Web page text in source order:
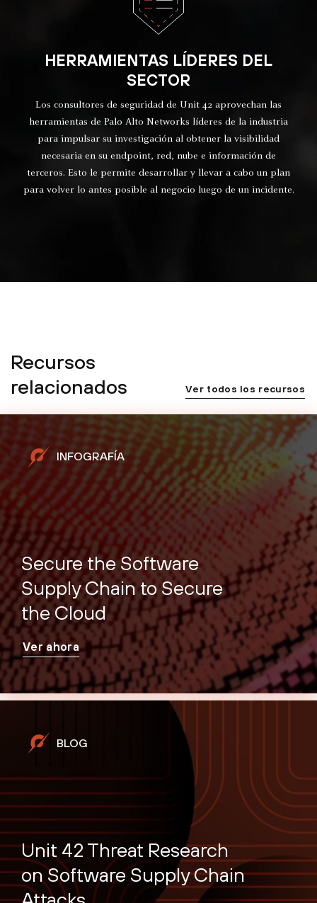
HERRAMIENTAS LÍDERES DEL
SECTOR
Los consultores de seguridad de Unit 42 aprovechan las
herramientas de Palo Alto Networks líderes de la industria
para impulsar su investigación al obtener la visibilidad
necesaria en su endpoint, red, nube e información de
terceros. Esto le permite desarrollar y llevar a cabo un plan
para volver lo antes posible al negocio luego de un incidente.
Recursos
relacionados
Ver todos los recursos
INFOGRAFÍA
Secure the Software
Supply Chain to Secure
the Cloud
Ver ahora
BLOG
Unit 42 Threat Research
on Software Supply Chain